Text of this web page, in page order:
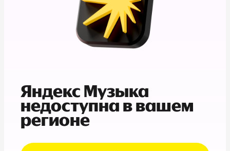
Яндекс Музыка
недоступна в вашем
регионе